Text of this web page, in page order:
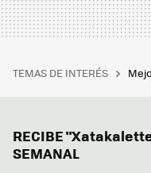
TEMAS DE INTERÉS
RECIBE
SEMANAL